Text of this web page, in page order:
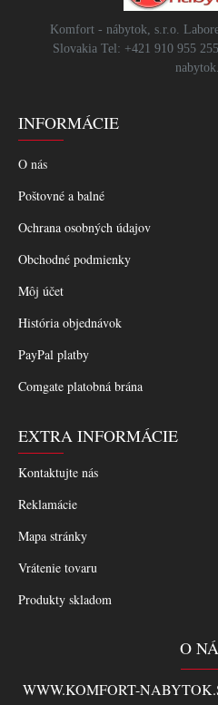
Komfort - nábytok, s.r.o.
Slovakia Tel: +421 910 955
INFORMÁCIE
O nás
Poštovné a balné
Ochrana osobných údajov
Obchodné podmienky
Môj účet
História objednávok
PayPal platby
Comgate platobná brána
EXTRA INFORMÁCIE
Kontaktujte nás
Reklamácie
Mapa stránky
Vrátenie tovaru
Produkty skladom
O
WWW.KOMFORT-